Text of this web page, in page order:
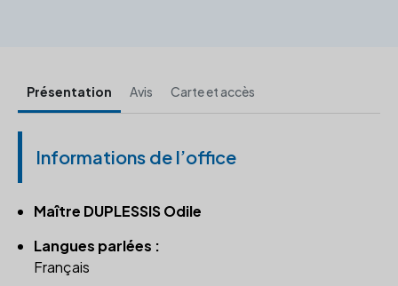
Présentation Avis Carte et accès
Informations de l’office
Maître DUPLESSIS Odile
Langues parlées :
Français